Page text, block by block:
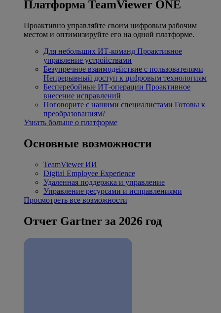
Платформа TeamViewer ONE
Проактивно управляйте своим цифровым рабочим
местом и оптимизируйте его на одной платформе.
Для небольших ИТ-команд Проактивное
управление устройствами
Безупречное взаимодействие с пользователями
Непрерывный доступ к цифровым технологиям
Бесперебойные ИТ-операции Проактивное
внесение исправлений
Поговорите с нашими специалистами Готовы к
преобразованиям?
Узнать больше о платформе
Основные возможности
TeamViewer ИИ
Digital Employee Experience
Удаленная поддержка и управление
Управление ресурсами и исправлениями
Просмотреть все возможности
Отчет Gartner за 2026 год